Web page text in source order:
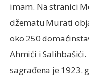
imam. Na stranici
džematu Murati
oko 250
Ahmići i
sagrađena je 1923.